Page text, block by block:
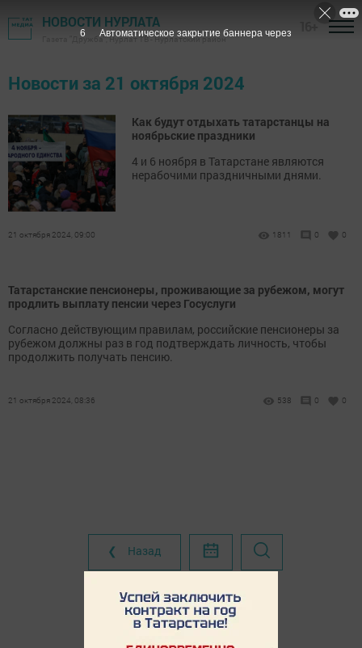
НОВОСТИ НУРЛАТА
Газета "Дружба", Нурлат ТВ - Нурлатский район
Новости за 21 октября 2024
Как будут отдыхать татарстанцы на
ноябрьские праздники
4 и 6 ноября в Татарстане являются
нерабочими праздничными днями.
21 октября 2024, 09:00 1811 0 0
Татарстанские пенсионеры, проживающие за рубежом, могут
продлить выплату пенсии через Госуслуги
Согласно действующим правилам, российские пенсионеры за
рубежом должны раз в год подтверждать личность, чтобы
продолжить получать пенсию.
21 октября 2024, 08:36 538 0 0
❮ Назад
6 Автоматическое закрытие баннера через